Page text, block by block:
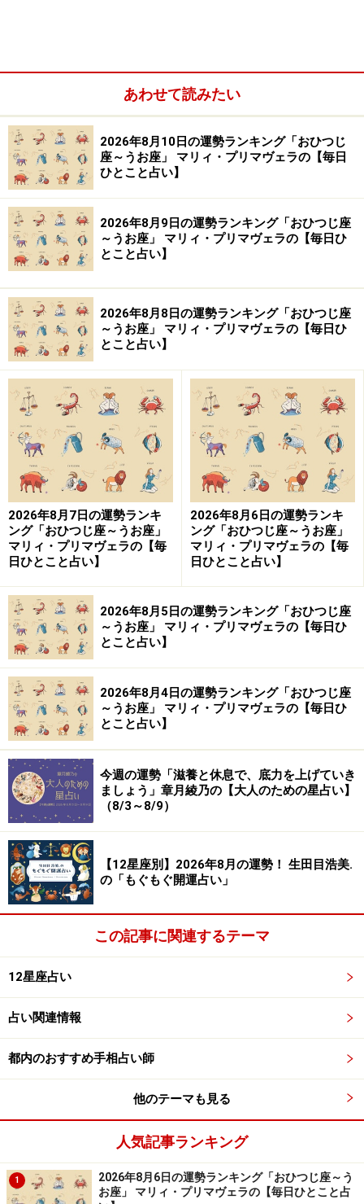
うお座／魚座（2月19日～3月20日生まれ）
おひつじ座／牡羊座（3月21日～4月19日生
まれ）
鍛えたいのは、観察力！
世の中、人の動きをよく見て！
＞【詳しく見る】全体運、社交運、恋愛運などはこちら
おうし座／牡牛座（4月20日～5月20日生ま
れ）
運気はスローダウン。
止めることを恐れずに。
＞【詳しく見る】全体運、社交運、恋愛運などはこちら
ふたご座／双子座（5月21日～6月21日生ま
れ）
追い上げモード。
体を目覚めさせて。
＞【詳しく見る】全体運、社交運、恋愛運などはこちら
かに座／蟹座（6月22日～7月22日生まれ）
あえてパターンを崩す
イレギュラーを楽しむ。
＞【詳しく見る】全体運、社交運、恋愛運などはこちら
あわせて読みたい
2026年8月10日の運勢ランキング「おひつじ
座～うお座」 マリィ・プリマヴェラの【毎日
ひとこと占い】
2026年8月9日の運勢ランキング「おひつじ座
～うお座」 マリィ・プリマヴェラの【毎日ひ
とこと占い】
2026年8月8日の運勢ランキング「おひつじ座
～うお座」 マリィ・プリマヴェラの【毎日ひ
とこと占い】
2026年8月7日の運勢ランキ
ング「おひつじ座～うお座」
マリィ・プリマヴェラの【毎
日ひとこと占い】
2026年8月6日の運勢ランキ
ング「おひつじ座～うお座」
マリィ・プリマヴェラの【毎
日ひとこと占い】
2026年8月5日の運勢ランキング「おひつじ座
～うお座」 マリィ・プリマヴェラの【毎日ひ
とこと占い】
2026年8月4日の運勢ランキング「おひつじ座
～うお座」 マリィ・プリマヴェラの【毎日ひ
とこと占い】
今週の運勢「滋養と休息で、底力を上げていき
ましょう」章月綾乃の【大人のための星占い】
（8/3～8/9）
【12星座別】2026年8月の運勢！ 生田目浩美.
の「もぐもぐ開運占い」
この記事に関連するテーマ
12星座占い
占い関連情報
都内のおすすめ手相占い師
他のテーマも見る
人気記事ランキング
1
2026年8月6日の運勢ランキング「おひつじ座～う
お座」 マリィ・プリマヴェラの【毎日ひとこと占